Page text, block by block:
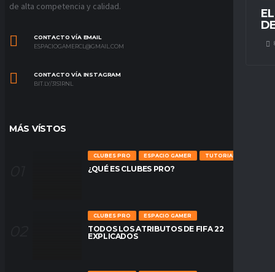
de alta competencia y calidad.
CONTACTO VÍA EMAIL
ESPACIOGAMERCL@GMAIL.COM
CONTACTO VÍA INSTAGRAM
BIT.LY/31S1RNL
MÁS VÍSTOS
CLUBES PRO ESPACIO GAMER TUTORIALES
¿QUÉ ES CLUBES PRO?
CLUBES PRO ESPACIO GAMER
TODOS LOS ATRIBUTOS DE FIFA 22
EXPLICADOS